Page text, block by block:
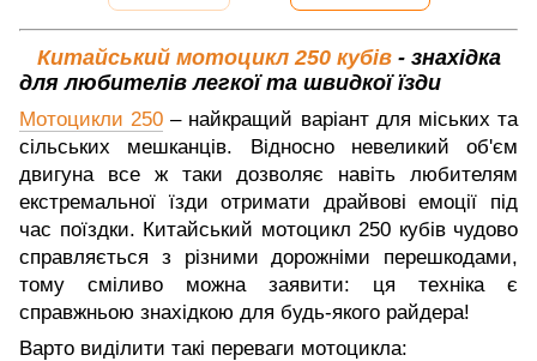
Китайський мотоцикл 250 кубів - знахідка
для любителів легкої та швидкої їзди
Мотоцикли 250 – найкращий варіант для міських та
сільських мешканців. Відносно невеликий об'єм
двигуна все ж таки дозволяє навіть любителям
екстремальної їзди отримати драйвові емоції під
час поїздки. Китайський мотоцикл 250 кубів чудово
справляється з різними дорожніми перешкодами,
тому сміливо можна заявити: ця техніка є
справжньою знахідкою для будь-якого райдера!
Варто виділити такі переваги мотоцикла: